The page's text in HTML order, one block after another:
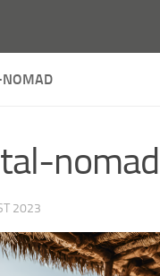
NOMAD
nomad
2023